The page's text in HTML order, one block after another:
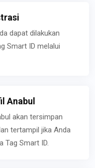
dapat dilakukan
Smart ID melalui
Anabul
akan tersimpan
tertampil jika Anda
Tag Smart ID.